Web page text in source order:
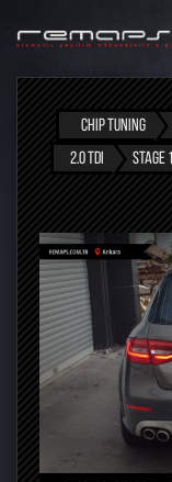
CHIP TUNING
2.0 TDI
STAGE 1